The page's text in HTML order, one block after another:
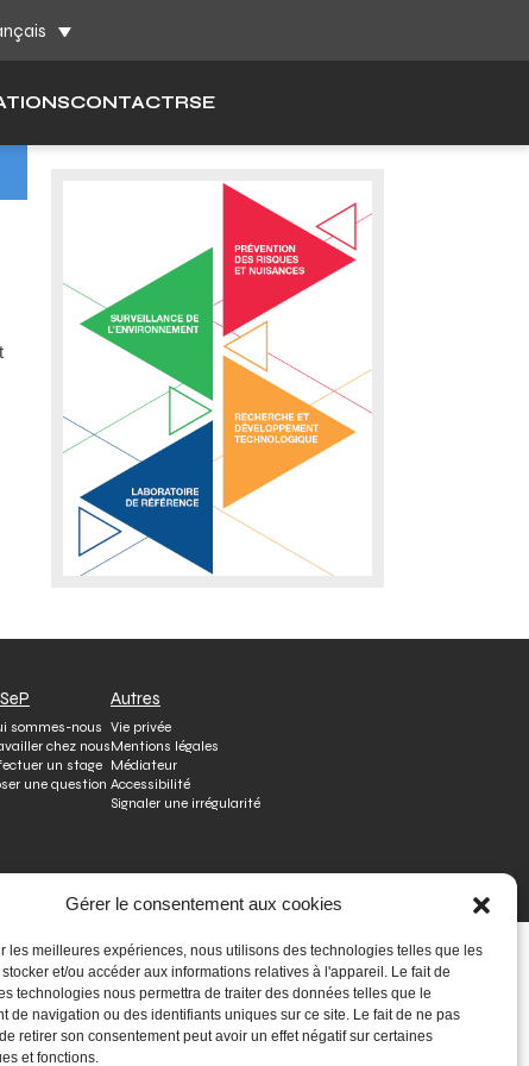
Gérer le consentement aux cookies
les meilleures expériences, nous utilisons des technologies telles que les
et/ou accéder aux informations relatives à l'appareil. Le fait de
technologies nous permettra de traiter des données telles que le
de navigation ou des identifiants uniques sur ce site. Le fait de ne pas
retirer son consentement peut avoir un effet négatif sur certaines
et fonctions.
CONTACTRSE
sommes-nous
chez nous
un stage
une question
Autres
Vie privée
Mentions légales
Médiateur
Accessibilité
Signaler une irrégularité